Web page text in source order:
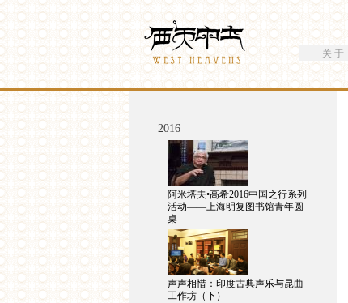
Westheavens
关 于
搜索表单
搜索
你在这里
2016
阿米塔夫•高希2016中国之行系列
活动——上海明复图书馆青年圆
桌
声声相惜：印度古典声乐与昆曲
工作坊（下）